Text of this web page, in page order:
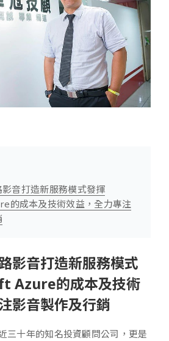
音打造新服務模式發揮
的成本及技術效益，全力專注
影音打造新服務模式
Azure的成本及技術
影音製作及行銷
三十年的知名投資顧問公司，更是